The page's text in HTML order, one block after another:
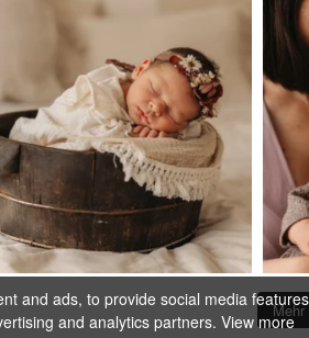
Mehr
and ads, to provide social media
and analytics partners. View more